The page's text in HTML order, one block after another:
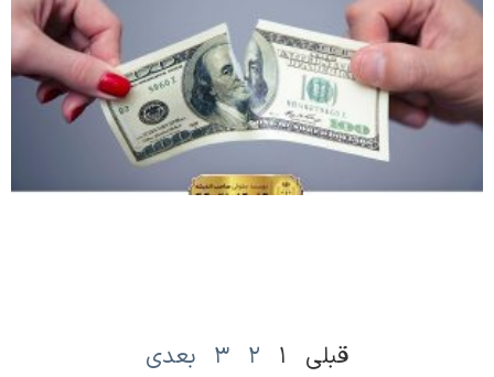
قبلی ۱ ۲ ۳ بعدی